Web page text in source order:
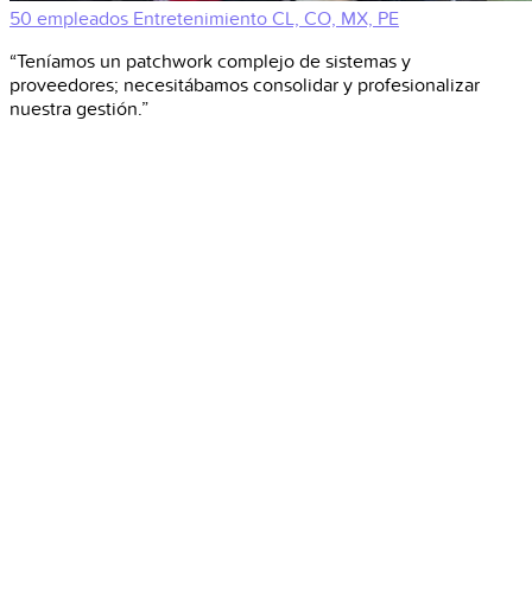
50 empleados Entretenimiento CL, CO, MX, PE
“Teníamos un patchwork complejo de sistemas y
proveedores; necesitábamos consolidar y profesionalizar
nuestra gestión.”